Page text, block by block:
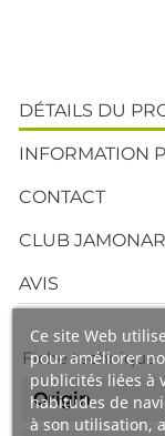
Ce site Web
pour améliorer
publicités liées à
habitudes de
à son utilisation,
DÉTAILS DU
INFORMATION
CONTACT
CLUB
AVIS
Fiche technique
Origin